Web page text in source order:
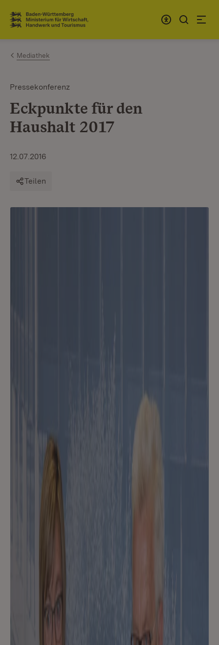
Zum Inhalt springen
Link zur Startseite
Mediathek
Pressekonferenz
Eckpunkte für den
Haushalt 2017
12.07.2016
Teilen